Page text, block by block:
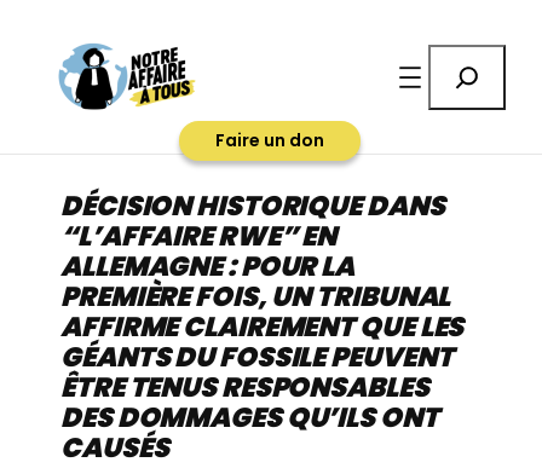
contenu
Faire un don
DÉCISION HISTORIQUE DANS
“L’AFFAIRE RWE” EN
ALLEMAGNE : POUR LA
PREMIÈRE FOIS, UN TRIBUNAL
AFFIRME CLAIREMENT QUE LES
GÉANTS DU FOSSILE PEUVENT
ÊTRE TENUS RESPONSABLES
DES DOMMAGES QU’ILS ONT
CAUSÉS